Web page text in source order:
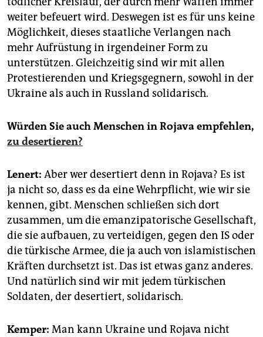
weiter befeuert wird. Deswegen ist es für uns keine
Möglichkeit, dieses staatliche Verlangen nach
mehr Aufrüstung in irgendeiner Form zu
unterstützen. Gleichzeitig sind wir mit allen
Protestierenden und Kriegsgegnern, sowohl in der
Ukraine als auch in Russland solidarisch.
Würden Sie auch Menschen in Rojava empfehlen,
zu desertieren?
Lenert: Aber wer desertiert denn in Rojava? Es ist
ja nicht so, dass es da eine Wehrpflicht, wie wir sie
kennen, gibt. Menschen schließen sich dort
zusammen, um die emanzipatorische Gesellschaft,
die sie aufbauen, zu verteidigen, gegen den IS oder
die türkische Armee, die ja auch von islamistischen
Kräften durchsetzt ist. Das ist etwas ganz anderes.
Und natürlich sind wir mit jedem türkischen
Soldaten, der desertiert, solidarisch.
Kemper: Man kann Ukraine und Rojava nicht